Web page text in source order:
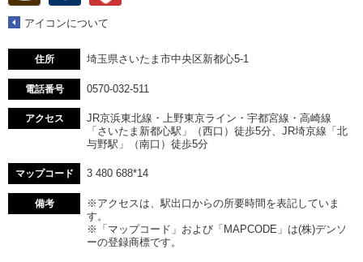
アイコンについて
住所 埼玉県さいたま市中央区新都心5-1
電話番号 0570-032-511
アクセス
JR京浜東北線・上野東京ライン・宇都宮線・高崎線
「さいたま新都心駅」（西口）徒歩5分、JR埼京線「北
与野駅」（南口）徒歩5分
マップコード 3 480 688*14
備考
※アクセスは、駅出口からの所要時間を表記していま
す。
※「マップコード」および「MAPCODE」は(株)デンソ
ーの登録商標です。